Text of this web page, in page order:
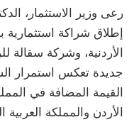
رعى وزير الاستثمار،
إطلاق شراكة استثمارية
الأردنية، وشركة
جديدة تعكس استمرار
القيمة المضافة في
الأردن والمملكة العربية